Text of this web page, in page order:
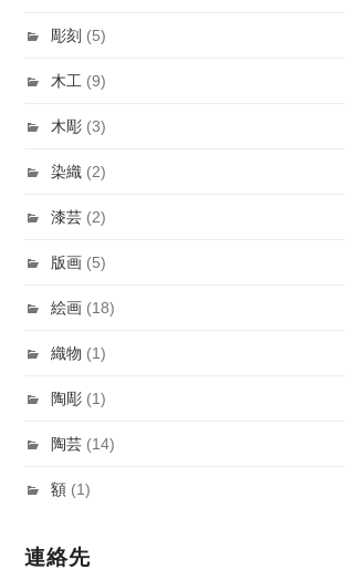
彫刻 (5)
木工 (9)
木彫 (3)
染織 (2)
漆芸 (2)
版画 (5)
絵画 (18)
織物 (1)
陶彫 (1)
陶芸 (14)
額 (1)
連絡先